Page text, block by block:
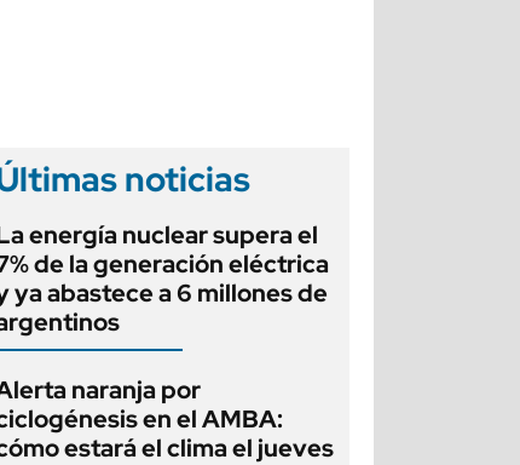
noticias
energía nuclear supera el
de la generación eléctrica
ya abastece a 6 millones de
naranja por
en el AMBA:
estará el clima el jueves